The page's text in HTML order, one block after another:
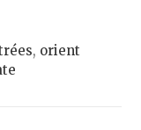
, orient